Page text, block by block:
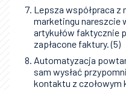
Lepsza współpraca z
marketingu nareszcie
artykułów faktycznie
zapłacone faktury. (5)
Automatyzacja
sam wysłać
kontaktu z czołowym